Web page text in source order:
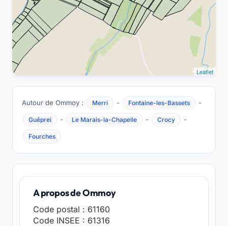
Leaflet
Autour de Ommoy : Merri - Fontaine-les-Bassets -
Guêprei - Le Marais-la-Chapelle - Crocy -
Fourches
A propos de Ommoy
Code postal : 61160
Code INSEE : 61316